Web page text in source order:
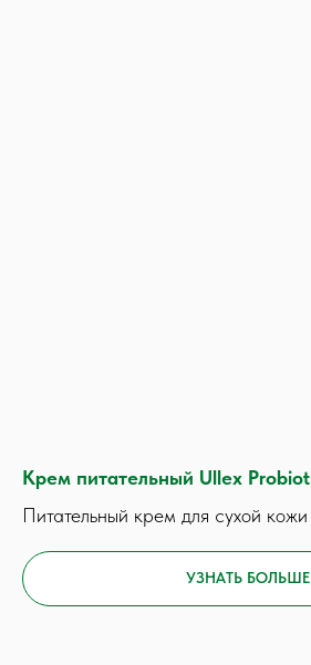
Крем питательный Ullex
Питательный крем для сухой
УЗНАТЬ БОЛЬШЕ